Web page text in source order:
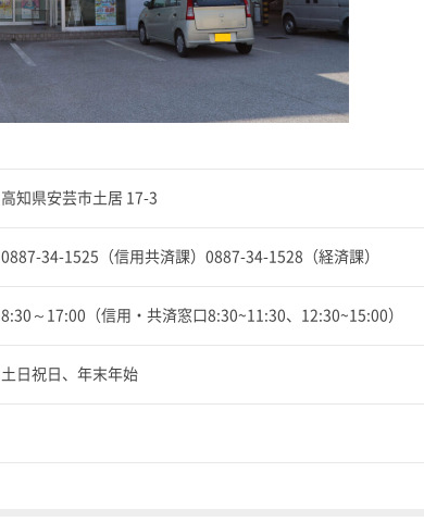
高知県安芸市土居 17-3
0887-34-1525（信用共済課）0887-34-1528（経済課）
8:30～17:00（信用・共済窓口8:30~11:30、12:30~15:00）
土日祝日、年末年始